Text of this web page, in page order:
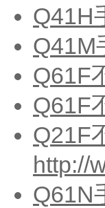
Q41H
Q41M
Q61F
Q61F
Q21F
http://
Q61N